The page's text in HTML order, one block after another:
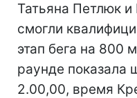
Татьяна Петлюк
смогли
этап бега на 800
раунде показала
2.00,00, время